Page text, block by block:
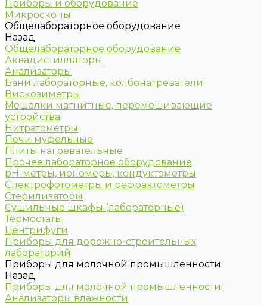
Приборы и оборудование
Микроскопы
Общелабораторное оборудование
Назад
Общелабораторное оборудование
Аквадистилляторы
Анализаторы
Бани лабораторные, колбонагреватели
Вискозиметры
Мешалки магнитные, перемешивающие
устройства
Нитратометры
Печи муфельные
Плиты нагревательные
Прочее лабораторное оборудование
рН-метры, иономеры, кондуктометры
Спектрофотометры и рефрактометры
Стерилизаторы
Сушильные шкафы (лабораторные)
Термостаты
Центрифуги
Приборы для дорожно-строительных
лабораторий
Приборы для молочной промышленности
Назад
Приборы для молочной промышленности
Анализаторы влажности